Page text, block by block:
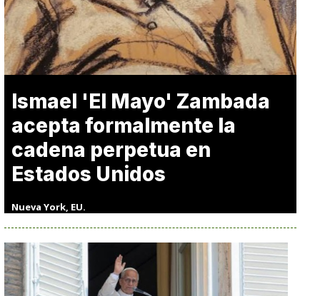
Ismael 'El Mayo' Zambada
acepta formalmente la
cadena perpetua en
Estados Unidos
Nueva York, EU.